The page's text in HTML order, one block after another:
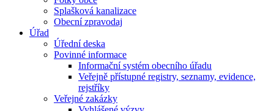
Splašková kanalizace
Obecní zpravodaj
Úřad
Úřední deska
Povinné informace
Informační systém obecního úřadu
Veřejně přístupné registry, seznamy, evidence,
rejstříky
Veřejné zakázky